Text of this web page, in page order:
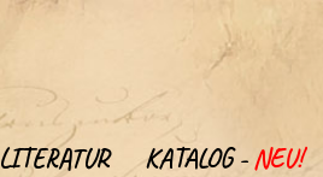
LITERATUR KATALOG -NEU!